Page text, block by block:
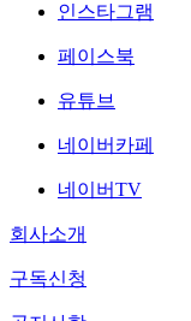
인스타그램
페이스북
유튜브
네이버카페
네이버TV
회사소개
구독신청